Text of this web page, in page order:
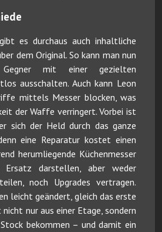
es durchaus auch inhaltliche
dem Original. So kann man nun
mit einer gezielten
ausschalten. Auch kann Leon
mittels Messer blocken, was
der Waffe verringert. Vorbei ist
sich der Held durch das ganze
eine Reparatur kostet einen
herumliegende Küchenmesser
Ersatz darstellen, aber weder
noch Upgrades vertragen.
leicht geändert, gleich das erste
nur aus einer Etage, sondern
bekommen – und damit ein